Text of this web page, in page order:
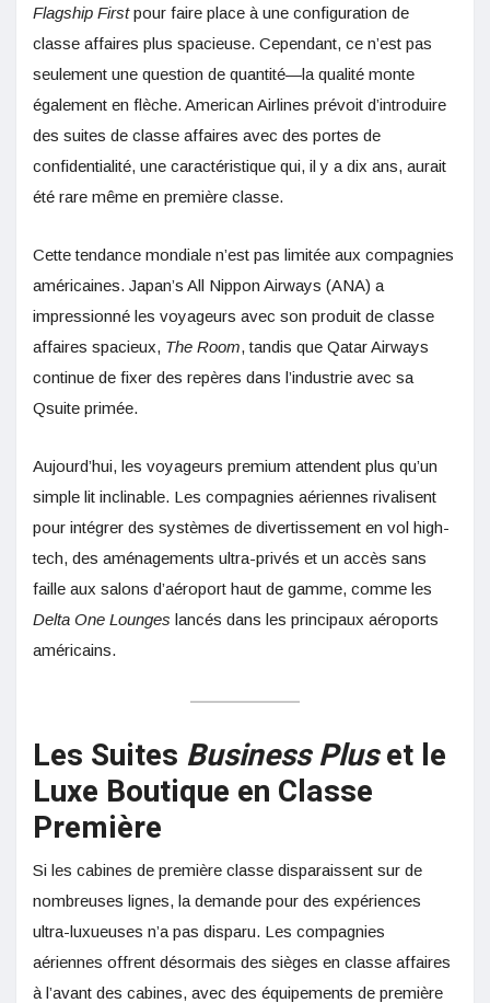
Flagship Firstpour faire place à une configuration de
classe affaires plus spacieuse. Cependant, ce n’est pas
seulement une question de quantité—la qualité monte
également en flèche. American Airlines prévoit d’introduire
des suites de classe affaires avec des portes de
confidentialité, une caractéristique qui, il y a dix ans, aurait
été rare même en première classe.
Cette tendance mondiale n’est pas limitée aux compagnies
américaines. Japan’s All Nippon Airways (ANA) a
impressionné les voyageurs avec son produit de classe
affaires spacieux, The Room, tandis que Qatar Airways
continue de fixer des repères dans l’industrie avec sa
Qsuite primée.
Aujourd’hui, les voyageurs premium attendent plus qu’un
simple lit inclinable. Les compagnies aériennes rivalisent
pour intégrer des systèmes de divertissement en vol high-
tech, des aménagements ultra-privés et un accès sans
faille aux salons d’aéroport haut de gamme, comme les
Delta One Lounges lancés dans les principaux aéroports
américains.
Les Suites Business Pluset le
Luxe Boutique en Classe
Première
Si les cabines de première classe disparaissent sur de
nombreuses lignes, la demande pour des expériences
ultra-luxueuses n’a pas disparu. Les compagnies
aériennes offrent désormais des sièges en classe affaires
à l’avant des cabines, avec des équipements de première